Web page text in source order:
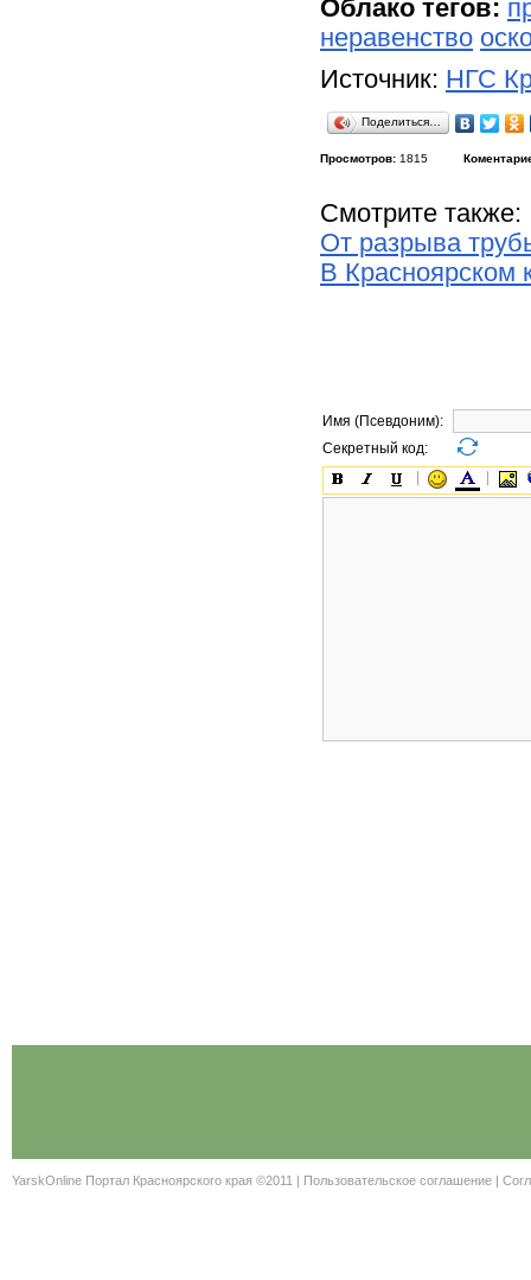
Облако тегов:
неравенство
Источник: НГС
Поделиться…
Просмотров: 1815
Смотрите также:
От разрыва
В Красноярском
Имя (Псевдоним):
Секретный код:
YarskOnline Портал Красноярского края ©2011 | Пользовательское соглашение |